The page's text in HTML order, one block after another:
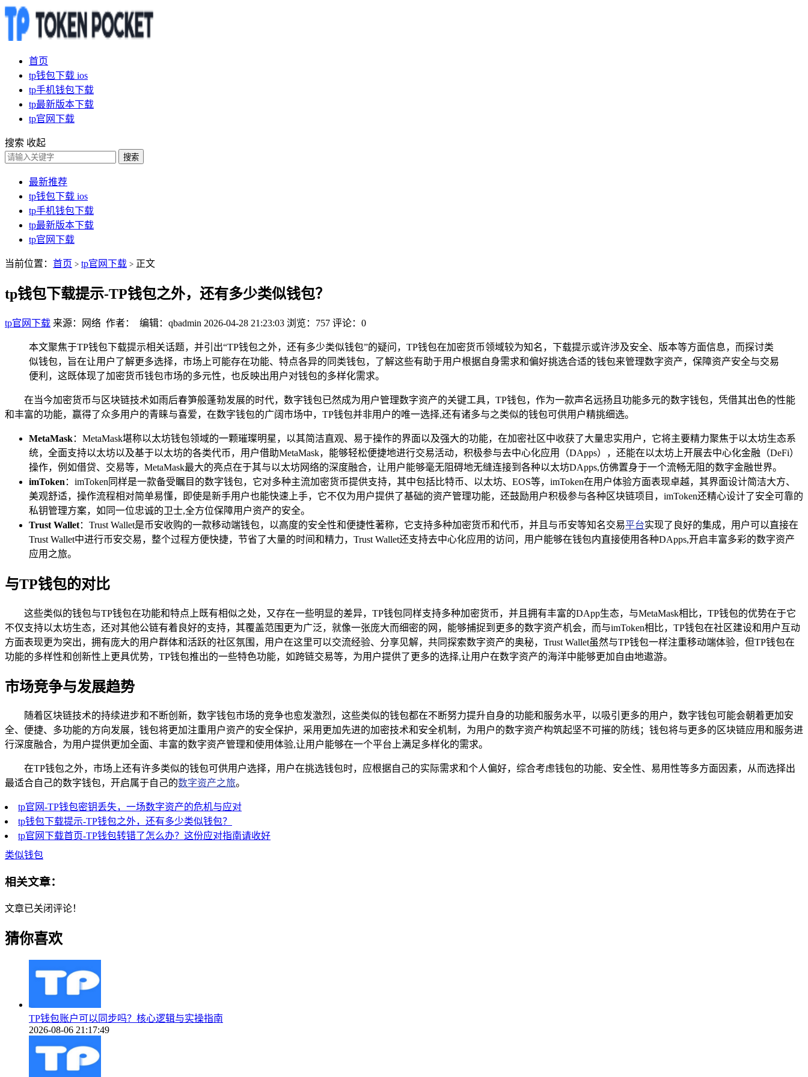
首页
tp钱包下载 ios
tp手机钱包下载
tp最新版本下载
tp官网下载
搜索 收起
搜索
最新推荐
tp钱包下载 ios
tp手机钱包下载
tp最新版本下载
tp官网下载
当前位置： 首页 > tp官网下载 > 正文
tp钱包下载提示-TP钱包之外，还有多少类似钱包？
tp官网下载 来源：网络 作者： 编辑：qbadmin 2026-04-28 21:23:03 浏览：757 评论：0
本文聚焦于TP钱包下载提示相关话题，并引出“TP钱包之外，还有多少类似钱包”的疑问，TP钱包在加密货币领域较为知名，下载提示或许涉及安全、版本等方面信息，而探讨类
似钱包，旨在让用户了解更多选择，市场上可能存在功能、特点各异的同类钱包，了解这些有助于用户根据自身需求和偏好挑选合适的钱包来管理数字资产，保障资产安全与交易
便利，这既体现了加密货币钱包市场的多元性，也反映出用户对钱包的多样化需求。
在当今加密货币与区块链技术如雨后春笋般蓬勃发展的时代，数字钱包已然成为用户管理数字资产的关键工具，TP钱包，作为一款声名远扬且功能多元的数字钱包，凭借其出色的性能
和丰富的功能，赢得了众多用户的青睐与喜爱，在数字钱包的广阔市场中，TP钱包并非用户的唯一选择,还有诸多与之类似的钱包可供用户精挑细选。
MetaMask：MetaMask堪称以太坊钱包领域的一颗璀璨明星，以其简洁直观、易于操作的界面以及强大的功能，在加密社区中收获了大量忠实用户，它将主要精力聚焦于以太坊生态系
统，全面支持以太坊以及基于以太坊的各类代币，用户借助MetaMask，能够轻松便捷地进行交易活动，积极参与去中心化应用（DApps），还能在以太坊上开展去中心化金融（DeFi）
操作，例如借贷、交易等，MetaMask最大的亮点在于其与以太坊网络的深度融合，让用户能够毫无阻碍地无缝连接到各种以太坊DApps,仿佛置身于一个流畅无阻的数字金融世界。
imToken ：imToken同样是一款备受瞩目的数字钱包，它对多种主流加密货币提供支持，其中包括比特币、以太坊、EOS等，imToken在用户体验方面表现卓越，其界面设计简洁大方、
美观舒适，操作流程相对简单易懂，即使是新手用户也能快速上手，它不仅为用户提供了基础的资产管理功能，还鼓励用户积极参与各种区块链项目，imToken还精心设计了安全可靠的
私钥管理方案，如同一位忠诚的卫士,全方位保障用户资产的安全。
Trust Wallet：Trust Wallet是币安收购的一款移动端钱包，以高度的安全性和便捷性著称，它支持多种加密货币和代币，并且与币安等知名交易平台实现了良好的集成，用户可以直接在
Trust Wallet中进行币安交易，整个过程方便快捷，节省了大量的时间和精力，Trust Wallet还支持去中心化应用的访问，用户能够在钱包内直接使用各种DApps,开启丰富多彩的数字资产
应用之旅。
与TP钱包的对比
这些类似的钱包与TP钱包在功能和特点上既有相似之处，又存在一些明显的差异，TP钱包同样支持多种加密货币，并且拥有丰富的DApp生态，与MetaMask相比，TP钱包的优势在于它
不仅支持以太坊生态，还对其他公链有着良好的支持，其覆盖范围更为广泛，就像一张庞大而细密的网，能够捕捉到更多的数字资产机会，而与imToken相比，TP钱包在社区建设和用户互动
方面表现更为突出，拥有庞大的用户群体和活跃的社区氛围，用户在这里可以交流经验、分享见解，共同探索数字资产的奥秘，Trust Wallet虽然与TP钱包一样注重移动端体验，但TP钱包在
功能的多样性和创新性上更具优势，TP钱包推出的一些特色功能，如跨链交易等，为用户提供了更多的选择,让用户在数字资产的海洋中能够更加自由地遨游。
市场竞争与发展趋势
随着区块链技术的持续进步和不断创新，数字钱包市场的竞争也愈发激烈，这些类似的钱包都在不断努力提升自身的功能和服务水平，以吸引更多的用户，数字钱包可能会朝着更加安
全、便捷、多功能的方向发展，钱包将更加注重用户资产的安全保护，采用更加先进的加密技术和安全机制，为用户的数字资产构筑起坚不可摧的防线；钱包将与更多的区块链应用和服务进
行深度融合，为用户提供更加全面、丰富的数字资产管理和使用体验,让用户能够在一个平台上满足多样化的需求。
在TP钱包之外，市场上还有许多类似的钱包可供用户选择，用户在挑选钱包时，应根据自己的实际需求和个人偏好，综合考虑钱包的功能、安全性、易用性等多方面因素，从而选择出
最适合自己的数字钱包，开启属于自己的数字资产之旅。
tp官网-TP钱包密钥丢失，一场数字资产的危机与应对
tp钱包下载提示-TP钱包之外，还有多少类似钱包？
tp官网下载首页-TP钱包转错了怎么办？这份应对指南请收好
类似钱包
相关文章：
文章已关闭评论！
猜你喜欢
TP钱包账户可以同步吗？核心逻辑与实操指南
2026-08-06 21:17:49